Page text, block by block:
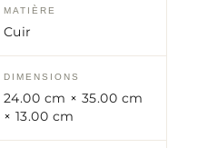
MATIÈRE
Cuir
DIMENSIONS
24.00 cm × 35.00 cm
× 13.00 cm